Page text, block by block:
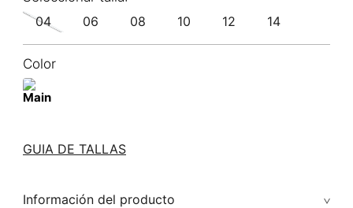
04 06 08 10 12 14
Color
GUIA DE TALLAS
Información del producto